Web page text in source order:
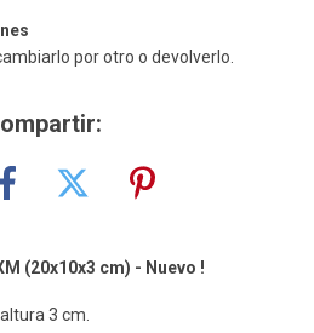
por otro o devolverlo.
(20x10x3 cm) - Nuevo !
3 cm.